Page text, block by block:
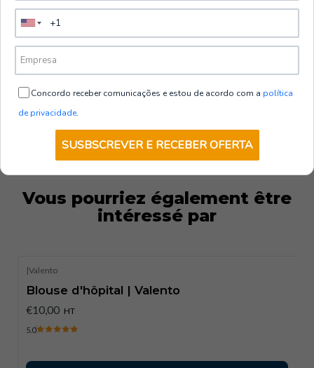
services hospitaliers, des salles de consultation aux
professionnalisme.
TAILLES
LONGUEUR 102 104 107 109 112 114
ÉQUIVALENCE
DE TAILLE
34-
37-
40-
43-
46-
49-
51
VOIR LES OPTIONS
Vous pourriez également être
intéressé par
|Valento
Blouse d'hôpital | Valento
€10,00 HT
5.0
Concordo receber comunicações e estou de acordo com a política
de privacidade.
SUSBSCREVER E RECEBER OFERTA